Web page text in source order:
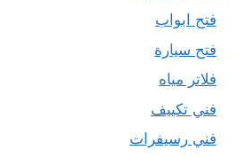
فتح ابواب
فتح سيارة
فلاتر مياه
فني تكييف
فني رسيفرات